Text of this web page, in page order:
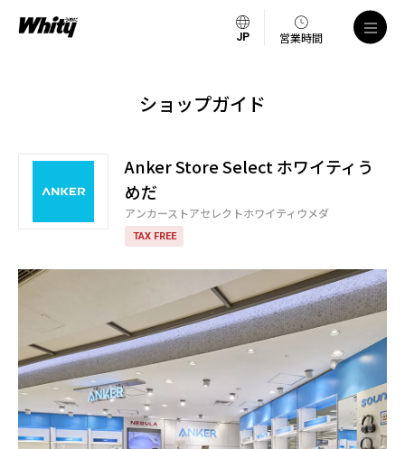
営業時間
ショップガイド
Anker Store Select ホワイティう
めだ
アンカーストアセレクトホワイティウメダ
TAX FREE